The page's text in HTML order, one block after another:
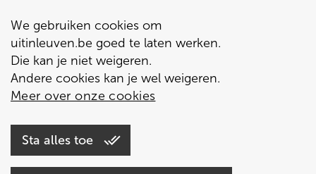
We gebruiken cookies om
uitinleuven.be goed te laten werken.
Die kan je niet weigeren.
Andere cookies kan je wel weigeren.
Meer over onze cookies
Sta alles toe